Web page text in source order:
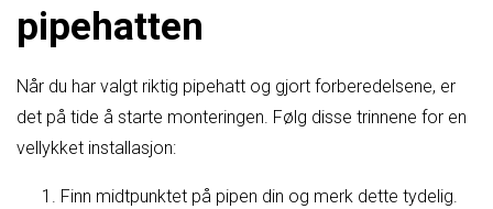
pipehatten
Når du har valgt riktig pipehatt og gjort forberedelsene, er
det på tide å starte monteringen. Følg disse trinnene for en
vellykket installasjon:
Finn midtpunktet på pipen din og merk dette tydelig.